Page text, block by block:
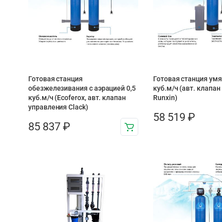
Готовая станция
обезжелезивания c аэрацией 0,5
куб.м/ч (Ecoferox, авт. клапан
управления Clack)
85 837 ₽
Готовая станция
куб.м/ч (авт. клапан
Runxin)
58 519 ₽